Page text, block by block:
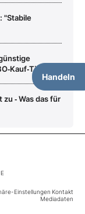
Handeln
"Stabile
‑ Was das für
Einstellungen Kontakt
Mediadaten